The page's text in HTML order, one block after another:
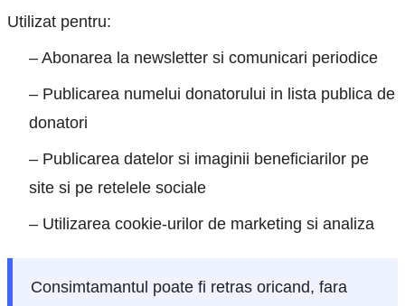
Utilizat pentru:
– Abonarea la newsletter si comunicari periodice
– Publicarea numelui donatorului in lista publica de
donatori
– Publicarea datelor si imaginii beneficiarilor pe
site si pe retelele sociale
– Utilizarea cookie-urilor de marketing si analiza
Consimtamantul poate fi retras oricand, fara